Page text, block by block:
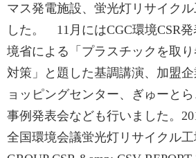
マス発電施設、蛍光灯リサイク
した。 11月にはCGC環境CSR
境省による「プラスチックを取
対策」と題した基調講演、加盟
ョッピングセンター、ぎゅーと
事例発表会なども行いました。
全国環境会議蛍光灯リサイクル工